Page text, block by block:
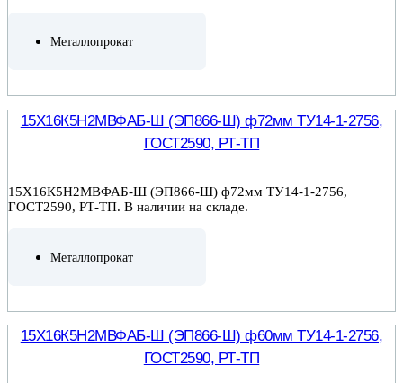
Металлопрокат
15Х16К5Н2МВФАБ-Ш (ЭП866-Ш) ф72мм ТУ14-1-2756,
ГОСТ2590, РТ-ТП
15Х16К5Н2МВФАБ-Ш (ЭП866-Ш) ф72мм ТУ14-1-2756,
ГОСТ2590, РТ-ТП. В наличии на складе.
Металлопрокат
15Х16К5Н2МВФАБ-Ш (ЭП866-Ш) ф60мм ТУ14-1-2756,
ГОСТ2590, РТ-ТП